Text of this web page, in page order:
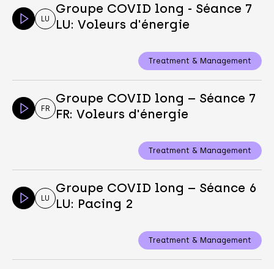
LU
Groupe COVID long - Séance 7
LU: Voleurs d'énergie
Treatment & Management
FR
Groupe COVID long – Séance 7
FR: Voleurs d'énergie
Treatment & Management
LU
Groupe COVID long – Séance 6
LU: Pacing 2
Treatment & Management